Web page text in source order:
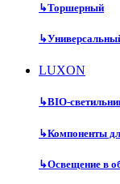
↳Торшерный
↳
LUXON
↳BIO-
↳Компоненты
↳Освещение в